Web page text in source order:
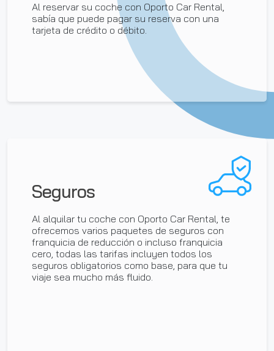
Al reservar su coche con Oporto Car Rental,
sabía que puede pagar su reserva con una
tarjeta de crédito o débito.
Seguros
Al alquilar tu coche con Oporto Car Rental, te
ofrecemos varios paquetes de seguros con
franquicia de reducción o incluso franquicia
cero, todas las tarifas incluyen todos los
seguros obligatorios como base, para que tu
viaje sea mucho más fluido.